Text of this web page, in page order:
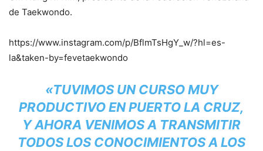
de Taekwondo.
https://www.instagram.com/p/BflmTsHgY_w/?hl=es-
la&taken-by=fevetaekwondo
«TUVIMOS UN CURSO MUY
PRODUCTIVO EN PUERTO LA CRUZ,
Y AHORA VENIMOS A TRANSMITIR
TODOS LOS CONOCIMIENTOS A LOS